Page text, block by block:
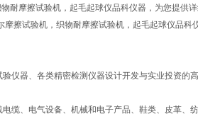
耐摩擦试验机，起毛起球仪品科仪器，为您提供
擦试验机，织物耐摩擦试验机，起毛起球仪品科
仪器、各类精密检测仪器设计开发与实业投资的高
缆、电气设备、机械和电子产品、鞋类、皮革、